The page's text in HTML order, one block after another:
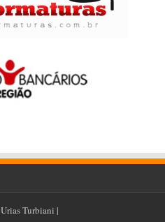
Urias Turbiani |